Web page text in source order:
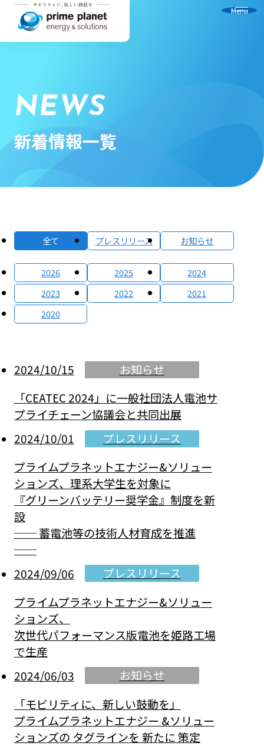
Menu
NEWS
新着情報一覧
全て プレスリリース お知らせ
2026 2025
2024
2023
2022
2021
2020
2024/10/15
お知らせ
「CEATEC 2024」に一般社団法人電池サ
プライチェーン協議会と共同出展
2024/10/01
プレスリリース
プライムプラネットエナジー&ソリュー
ションズ、理系大学生を対象に
『グリーンバッテリー奨学金』制度を新
設
── 蓄電池等の技術人材育成を推進
──
2024/09/06
プレスリリース
プライムプラネットエナジー&ソリュー
ションズ、
次世代パフォーマンス版電池を姫路工場
で生産
2024/06/03
お知らせ
「モビリティに、新しい鼓動を」
プライムプラネットエナジー &ソリュー
ションズの タグラインを 新たに 策定